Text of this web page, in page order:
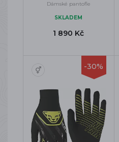
Dámské pantofle
SKLADEM
1 890 Kč
-30%